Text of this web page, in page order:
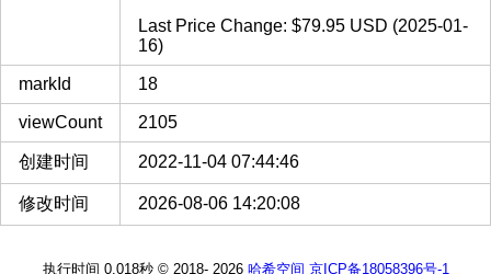
Last Price Change: $79.95 USD (2025-01-
16)
markId 18
viewCount 2105
创建时间 2022-11-04 07:44:46
修改时间 2026-08-06 14:20:08
执行时间 0.018秒 © 2018- 2026 哈希空间 京ICP备18058396号-1